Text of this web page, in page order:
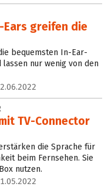
Ears greifen die
bequemsten In-Ear-
nur wenig von den
TV-Connector
die Sprache für
beim Fernsehen. Sie
nutzen.